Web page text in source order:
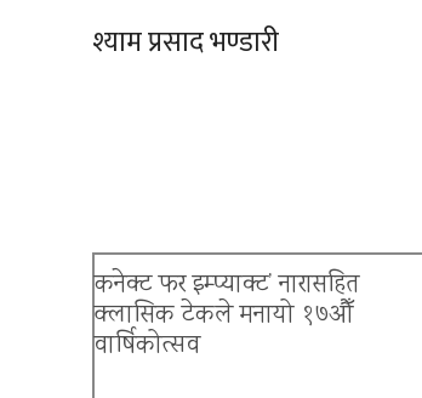
श्याम प्रसाद भण्डारी
कनेक्ट फर इम्प्याक्ट’ नारासहित
क्लासिक टेकले मनायो १७औँ
वार्षिकोत्सव